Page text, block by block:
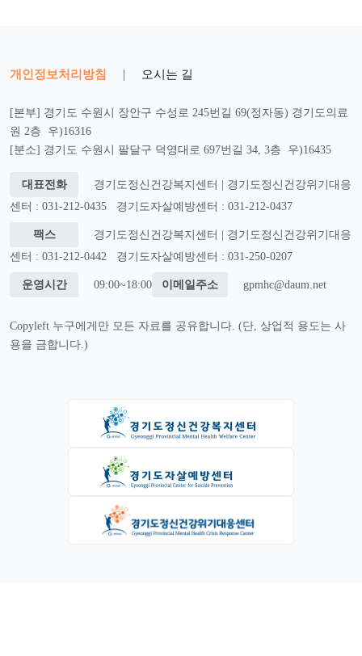
개인정보처리방침 | 오시는 길
[본부] 경기도 수원시 장안구 수성로 245번길 69(정자동) 경기도의료
원 2층 우)16316
[분소] 경기도 수원시 팔달구 덕영대로 697번길 34, 3층 우)16435
대표전화
경기도정신건강복지센터 | 경기도정신건강위기대응
센터 : 031-212-0435
경기도자살예방센터 : 031-212-0437
팩스
경기도정신건강복지센터 | 경기도정신건강위기대응
센터 : 031-212-0442
경기도자살예방센터 : 031-250-0207
운영시간 09:00~18:00 이메일주소 gpmhc@daum.net
Copyleft 누구에게만 모든 자료를 공유합니다. (단, 상업적 용도는 사
용을 금합니다.)